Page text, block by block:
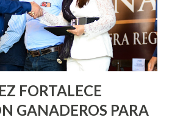
Villas de Nuestra Señora de la
y Decreto 27 de Septiembre, en
Ojo de Agua, en la comunidad
y en los edificios de...
FORTALECE
GANADEROS PARA